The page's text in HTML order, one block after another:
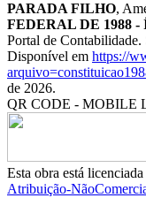
PARADA FILHO,
FEDERAL DE 1988
Portal de
Disponível em https://
de 2026.
QR CODE - MOBILE
Esta obra está
Atribuição-